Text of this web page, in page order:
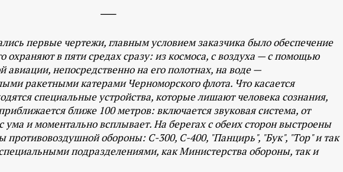
первые чертежи, главным условием заказчика было обеспечение
охраняют в пяти средах сразу: из космоса, с воздуха — с помощью
авиации, непосредственно на его полотнах, на воде —
ракетными катерами Черноморского флота. Что касается
специальные устройства, которые лишают человека сознания,
ближе 100 метров: включается звуковая система, от
ума и моментально всплывает. На берегах с обеих сторон выстроены
противовоздушной обороны: С-300, С-400, "Панцирь", "Бук", "Тор" и так
подразделениями, как Министерства обороны, так и